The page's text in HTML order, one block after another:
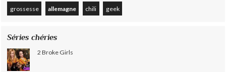
grossesse allemagne chili geek
Séries chéries
2 Broke Girls